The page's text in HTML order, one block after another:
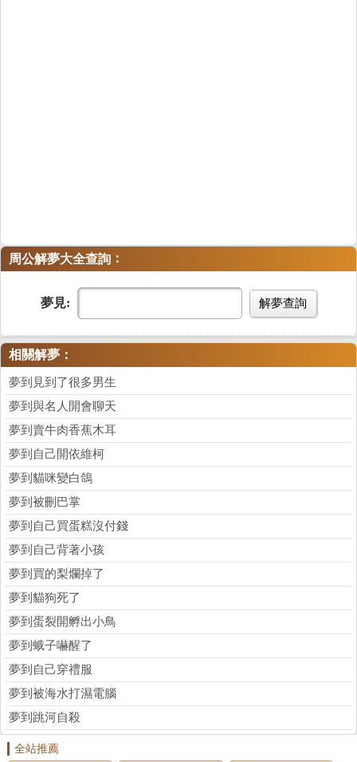
周公解夢大全查詢 ：
夢見: 解夢查詢
相關解夢：
夢到見到了很多男生
夢到與名人開會聊天
夢到賣牛肉香蕉木耳
夢到自己開依維柯
夢到貓咪變白鴿
夢到被刪巴掌
夢到自己買蛋糕沒付錢
夢到自己背著小孩
夢到買的梨爛掉了
夢到貓狗死了
夢到蛋裂開孵出小鳥
夢到蛾子嚇醒了
夢到自己穿禮服
夢到被海水打濕電腦
夢到跳河自殺
全站推薦